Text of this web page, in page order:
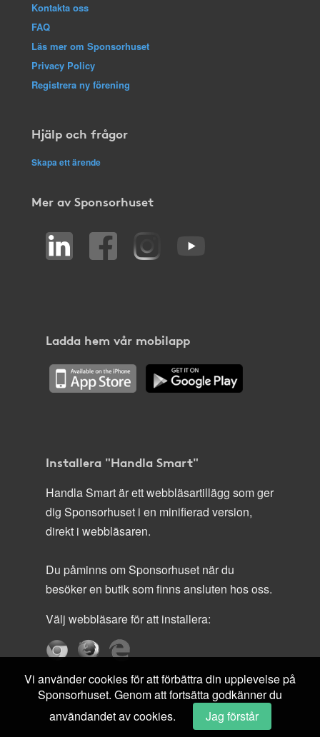
Kontakta oss
FAQ
Läs mer om Sponsorhuset
Privacy Policy
Registrera ny förening
Hjälp och frågor
Skapa ett ärende
Mer av Sponsorhuset
Ladda hem vår mobilapp
Installera "Handla Smart"
Handla Smart är ett webbläsartillägg som ger
dig Sponsorhuset i en minifierad version,
direkt i webbläsaren.
Du påminns om Sponsorhuset när du
besöker en butik som finns ansluten hos oss.
Välj webbläsare för att installera:
Vi använder cookies för att förbättra din upplevelse på
Sponsorhuset. Genom att fortsätta godkänner du
användandet av cookies.
Jag förstår